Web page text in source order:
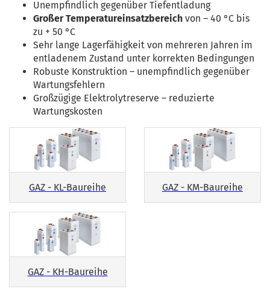
Unempfindlich gegenüber Tiefentladung
Großer Temperatureinsatzbereich von – 40 °C bis
zu + 50 °C
Sehr lange Lagerfähigkeit von mehreren Jahren im
entladenem Zustand unter korrekten Bedingungen
Robuste Konstruktion – unempfindlich gegenüber
Wartungsfehlern
Großzügige Elektrolytreserve – reduzierte
Wartungskosten
GAZ - KL-Baureihe GAZ - KM-Baureihe
GAZ - KH-Baureihe